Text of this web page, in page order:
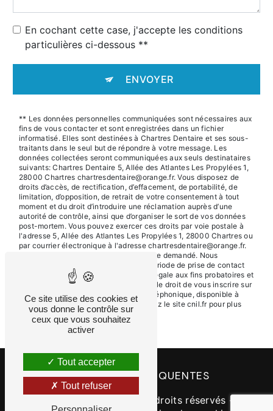
En cochant cette case, j'accepte les conditions
particulières ci-dessous **
ENVOYER
** Les données personnelles communiquées sont nécessaires aux
fins de vous contacter et sont enregistrées dans un fichier
informatisé. Elles sont destinées à Chartres Dentaire et ses sous-
traitants dans le seul but de répondre à votre message. Les
données collectées seront communiquées aux seuls destinataires
suivants: Chartres Dentaire 5, Allée des Atlantes Les Propylées 1,
28000 Chartres chartresdentaire@orange.fr. Vous disposez de
droits d’accès, de rectification, d’effacement, de portabilité, de
limitation, d’opposition, de retrait de votre consentement à tout
moment et du droit d’introduire une réclamation auprès d’une
autorité de contrôle, ainsi que d’organiser le sort de vos données
post-mortem. Vous pouvez exercer ces droits par voie postale à
l'adresse 5, Allée des Atlantes Les Propylées 1, 28000 Chartres ou
par courrier électronique à l'adresse chartresdentaire@orange.fr.
Un justificatif d'identité pourra vous être demandé. Nous
conservons vos données pendant la période de prise de contact
puis pendant la durée de prescription légale aux fins probatoires et
de gestion des contentieux. Vous avez le droit de vous inscrire sur
la liste d'opposition au démarchage téléphonique, disponible à
cette adresse:Bloctel.gouv.fr. Consultez le site cnil.fr pour plus
d’informations sur vos droits.
RECHERCHES FRÉQUENTES
- 2026 - Tous droits réservés -
Ce site utilise des cookies et
vous donne le contrôle sur
ceux que vous souhaitez
activer
Tout accepter
Tout refuser